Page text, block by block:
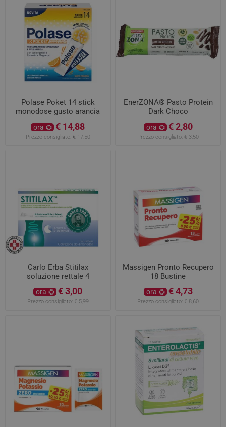
Polase Poket 14 stick
monodose gusto arancia
ora € 14,88
Prezzo consigliato: € 17,50
EnerZONA® Pasto Protein
Dark Choco
ora € 2,80
Prezzo consigliato: € 3,50
Carlo Erba Stitilax
soluzione rettale 4
monodosi
ora € 3,00
Prezzo consigliato: € 5,99
Massigen Pronto Recupero
18 Bustine
ora € 4,73
Prezzo consigliato: € 8,60